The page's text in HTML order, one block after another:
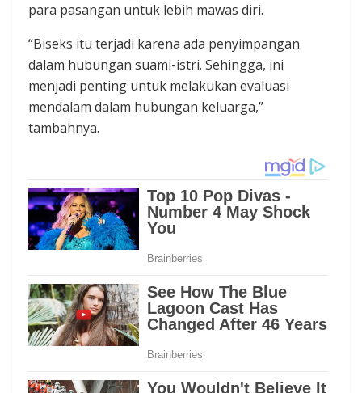
para pasangan untuk lebih mawas diri.
“Biseks itu terjadi karena ada penyimpangan
dalam hubungan suami-istri. Sehingga, ini
menjadi penting untuk melakukan evaluasi
mendalam dalam hubungan keluarga,”
tambahnya.